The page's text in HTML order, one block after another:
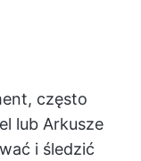
często
lub Arkusze
i śledzić